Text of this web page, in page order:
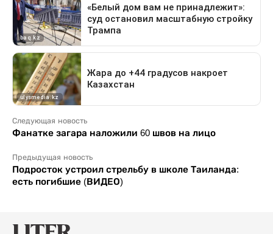
Следующая новость
Фанатке загара наложили 60 швов на лицо
Предыдущая новость
Подросток устроил стрельбу в школе Таиланда:
есть погибшие (ВИДЕО)